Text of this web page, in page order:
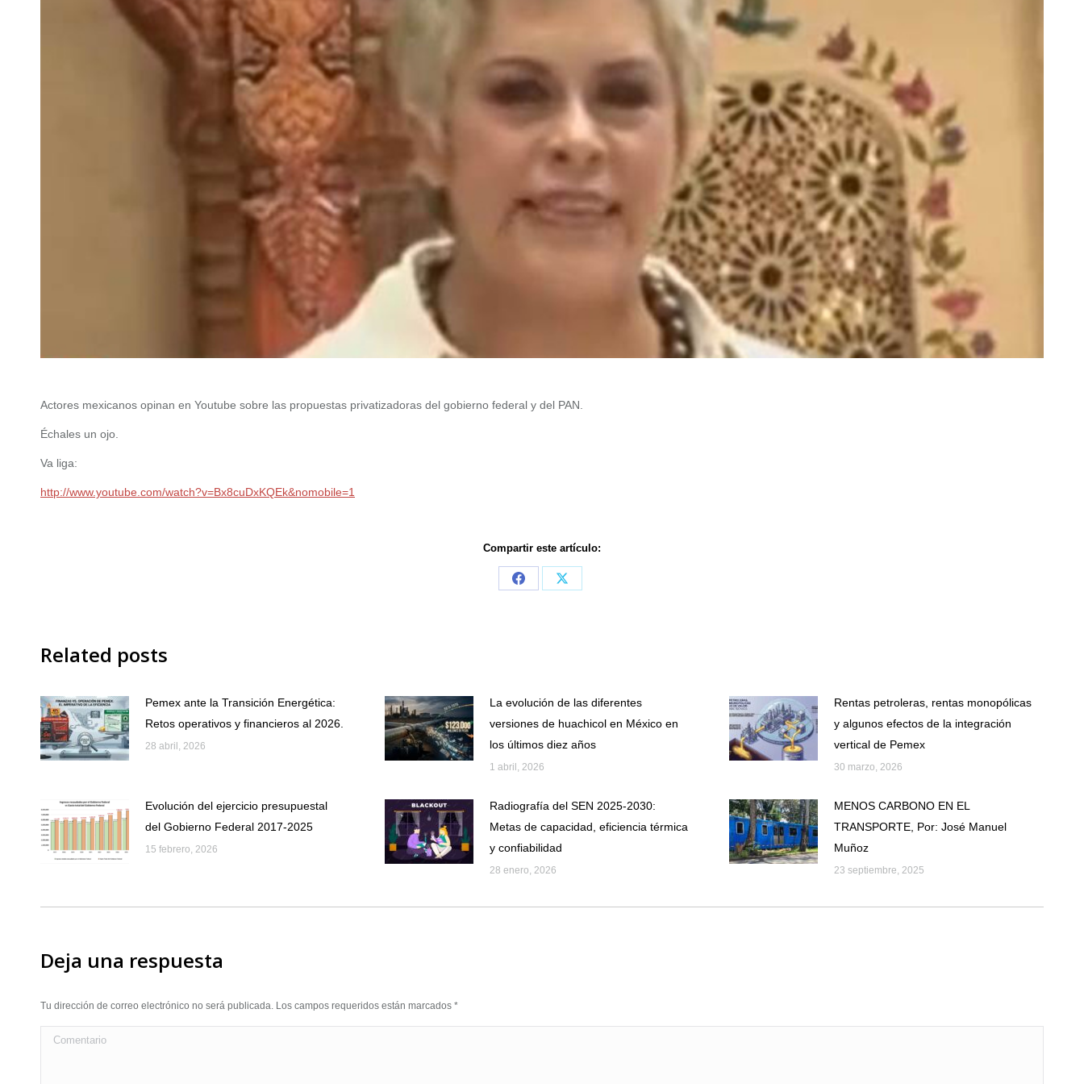
Actores mexicanos opinan en Youtube sobre las propuestas privatizadoras del gobierno federal y del PAN.
Échales un ojo.
Va liga:
http://www.youtube.com/watch?v=Bx8cuDxKQEk&nomobile=1
Compartir este artículo:
Share
Share
Related posts
Pemex ante la Transición Energética:
Retos operativos y financieros al 2026.
28 abril, 2026
La evolución de las diferentes
versiones de huachicol en México en
los últimos diez años
1 abril, 2026
Rentas petroleras, rentas monopólicas
y algunos efectos de la integración
vertical de Pemex
30 marzo, 2026
Evolución del ejercicio presupuestal
del Gobierno Federal 2017-2025
15 febrero, 2026
Radiografía del SEN 2025-2030:
Metas de capacidad, eficiencia térmica
y confiabilidad
28 enero, 2026
MENOS CARBONO EN EL
TRANSPORTE, Por: José Manuel
Muñoz
23 septiembre, 2025
Deja una respuesta
Tu dirección de correo electrónico no será publicada. Los campos requeridos están marcados *
Comentario